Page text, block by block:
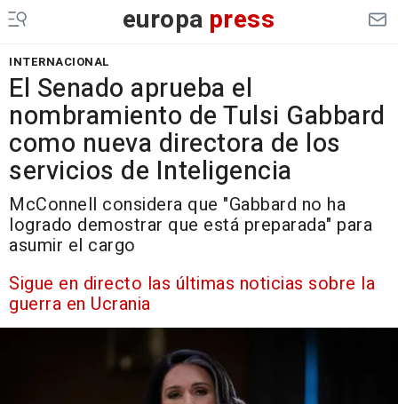
europa press
INTERNACIONAL
El Senado aprueba el
nombramiento de Tulsi Gabbard
como nueva directora de los
servicios de Inteligencia
McConnell considera que "Gabbard no ha
logrado demostrar que está preparada" para
asumir el cargo
Sigue en directo las últimas noticias sobre la
guerra en Ucrania